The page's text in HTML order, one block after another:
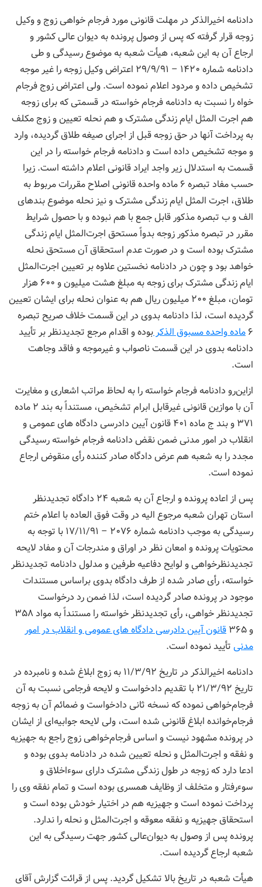
دادنامه اخیرالذکر در مهلت قانونی مورد فرجام خواهی زوج و وکیل
زوجه قرار گرفته که پس از وصول پرونده به دیوان عالی کشور و
ارجاع آن به این شعبه، هیأت شعبه به موضوع رسیدگی و طی
دادنامه شماره ۱۴۲۰ – ۲۹/۹/۹۱ اعتراض وکیل زوجه را غیر موجه
تشخیص داده و مردود اعلام نموده است. ولی اعتراض زوج فرجام
خواه را نسبت به دادنامه فرجام خواسته در قسمتی که برای زوجه
هم اجرت المثل ایام زندگی مشترک و هم نحله تعیین و زوج مکلف
به پرداخت آنها در حق زوجه قبل از اجرای صیغه طلاق گردیده، وارد
و موجه تشخیص داده است و دادنامه فرجام خواسته را در این
قسمت به استدلال زیر واجد ایراد قانونی اعلام داشته است. زیرا
حسب مفاد تبصره ۶ ماده واحده قانونی اصلاح مقررات مربوط به
طلاق، اجرت المثل ایام زندگی مشترک و نیز نحله موضوع بندهای
الف و ب تبصره مذکور قابل جمع با هم نبوده و با حصول شرایط
مقرر در تبصره مذکور زوجه بدواً مستحق اجرت‌المثل ایام زندگی
مشترک بوده است و در صورت عدم استحقاق آن مستحق نحله
خواهد بود و چون در دادنامه نخستین علاوه بر تعیین اجرت‌المثل
ایام زندگی مشترک برای زوجه به مبلغ هشت میلیون و ۶۰۰ هزار
تومان، مبلغ ۲۰۰ میلیون ریال هم به عنوان نحله برای ایشان تعیین
گردیده است، لذا دادنامه بدوی در این قسمت خلاف صریح تبصره
۶ ماده واحده مسبوق الذکربوده و اقدام مرجع تجدیدنظر بر تأیید
دادنامه بدوی در این قسمت ناصواب و غیرموجه و فاقد وجاهت
است.
از‌این‌رو دادنامه فرجام خواسته را به لحاظ مراتب اشعاری و مغایرت
آن با موازین قانونی غیرقابل ابرام تشخیص، مستنداً به بند ۲ ماده
۳۷۱ و بند ج ماده ۴۰۱ قانون آیین دادرسی دادگاه های عمومی و
انقلاب در امور مدنی ضمن نقض دادنامه فرجام خواسته رسیدگی
مجدد را به شعبه هم عرض دادگاه صادر کننده رأی منقوض ارجاع
نموده است.
پس از اعاده پرونده و ارجاع آن به شعبه ۲۴ دادگاه تجدیدنظر
استان تهران شعبه مرجوع الیه در وقت فوق العاده با اعلام ختم
رسیدگی به موجب دادنامه شماره ۲۰۷۶ – ۱۷/۱۱/۹۱ با توجه به
محتویات پرونده و امعان نظر در اوراق و مندرجات آن و مفاد لایحه
تجدیدنظرخواهی و لوایح دفاعیه طرفین و مدلول دادنامه تجدیدنظر
خواسته، رأی صادر شده از طرف دادگاه بدوی براساس مستندات
موجود در پرونده صادر گردیده است، لذا ضمن رد درخواست
تجدیدنظر خواهی، رأی تجدیدنظر خواسته را مستنداً به مواد ۳۵۸
و ۳۶۵
قانون آیین دادرسی دادگاه های عمومی و انقلاب در امور
مدنی تأیید نموده است.
دادنامه اخیرالذکر در تاریخ ۱۱/۳/۹۲ به زوج ابلاغ شده و نامبرده در
تاریخ ۲۱/۳/۹۲ با تقدیم دادخواست و لایحه فرجامی نسبت به آن
فرجام‌خواهی نموده که نسخه ثانی دادخواست و ضمائم آن به زوجه
فرجام‌خوانده ابلاغ قانونی شده است، ولی لایحه جوابیه‌ای از ایشان
در پرونده مشهود نیست و اساس فرجام‌خواهی زوج راجع به جهیزیه
و نفقه و اجرت‌المثل و نحله تعیین شده در دادنامه بدوی بوده و
ادعا دارد که زوجه در طول زندگی مشترک دارای سوءاخلاق و
سوءرفتار و متخلف از وظایف همسری بوده است و تمام نفقه وی را
پرداخت نموده است و جهیزیه هم در اختیار خودش بوده است و
استحقاق جهیزیه و نفقه معوقه و اجرت‌المثل و نحله را ندارد.
پرونده پس از وصول به دیوان‌عالی کشور جهت رسیدگی به این
شعبه ارجاع گردیده است.
هیأت شعبه در تاریخ بالا تشکیل گردید. پس از قرائت گزارش آقای